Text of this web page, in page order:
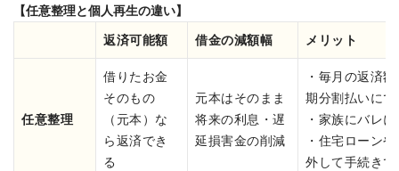
【任意整理と個人再生の違い】
返済可能額 借金の減額幅 メリット
任意整理
借りたお金
そのもの
（元本）な
ら返済でき
る
元本はそのまま
将来の利息・遅
延損害金の削減
・毎月の返済
期分割払いに
・家族にバレ
・住宅ローン
外して手続きで